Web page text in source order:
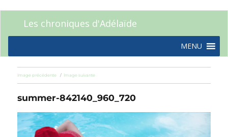
Les chroniques d'Adélaïde
MENU
Image précédente Image suivante
summer-842140_960_720